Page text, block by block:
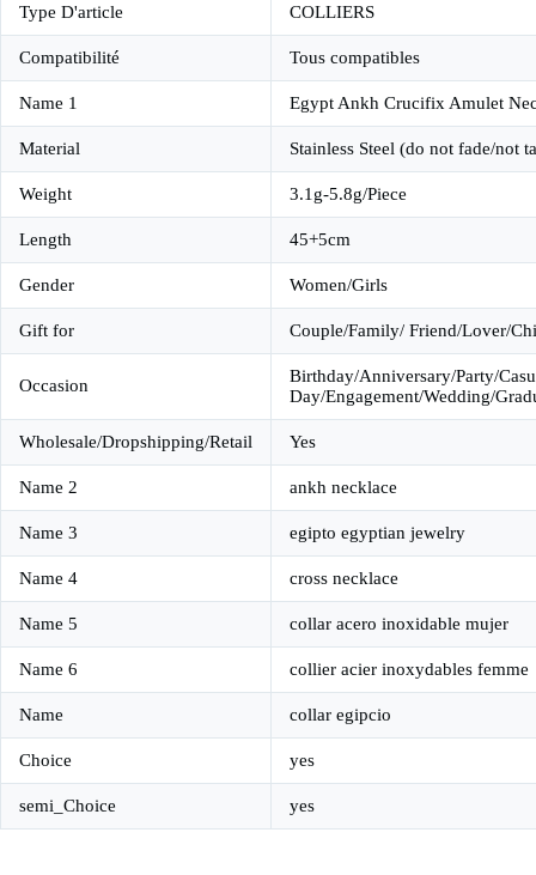
Type D'article COLLIERS
Compatibilité Tous compatibles
Name 1 Egypt Ankh Crucifix Amulet
Material Stainless Steel (do not fade/not
Weight 3.1g-5.8g/Piece
Length 45+5cm
Gender Women/Girls
Gift for Couple/Family/ Friend/Lover/
Occasion
Birthday/Anniversary/Party/
Day/Engagement/Wedding/
Wholesale/Dropshipping/Retail Yes
Name 2 ankh necklace
Name 3 egipto egyptian jewelry
Name 4 cross necklace
Name 5 collar acero inoxidable mujer
Name 6 collier acier inoxydables femme
Name collar egipcio
Choice yes
semi_Choice yes